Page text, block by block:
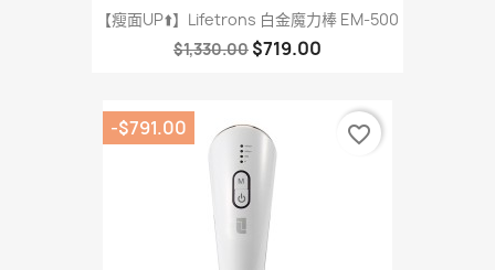
【瘦面UP⬆️】Lifetrons 白金魔力棒 EM-500
$1,330.00 $719.00
-$791.00 favorite_border